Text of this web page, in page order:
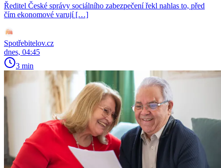
Ředitel České správy sociálního zabezpečení řekl nahlas to, před
čím ekonomové varují […]
Spotřebitelov.cz
dnes, 04:45
3 min